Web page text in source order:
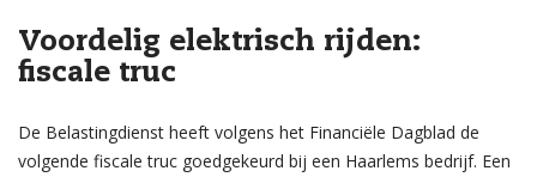
Voordelig elektrisch rijden:
fiscale truc
De Belastingdienst heeft volgens het Financiële Dagblad de
volgende fiscale truc goedgekeurd bij een Haarlems bedrijf. Een